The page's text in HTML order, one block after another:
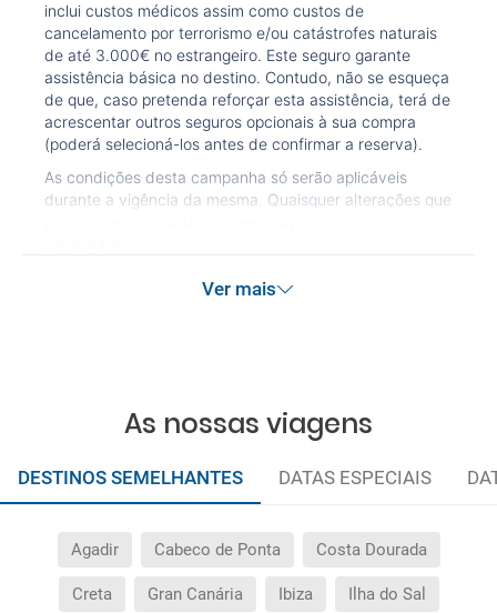
inclui custos médicos assim como custos de
cancelamento por terrorismo e/ou catástrofes naturais
de até 3.000€ no estrangeiro. Este seguro garante
assistência básica no destino. Contudo, não se esqueça
de que, caso pretenda reforçar esta assistência, terá de
acrescentar outros seguros opcionais à sua compra
(poderá selecioná-los antes de confirmar a reserva).
As condições desta campanha só serão aplicáveis
durante a vigência da mesma. Quaisquer alterações que
Ver mais
As nossas viagens
DESTINOS SEMELHANTES DATAS ESPECIAIS
Agadir Cabeco de Ponta Costa Dourada
Creta Gran Canária Ibiza Ilha do Sal